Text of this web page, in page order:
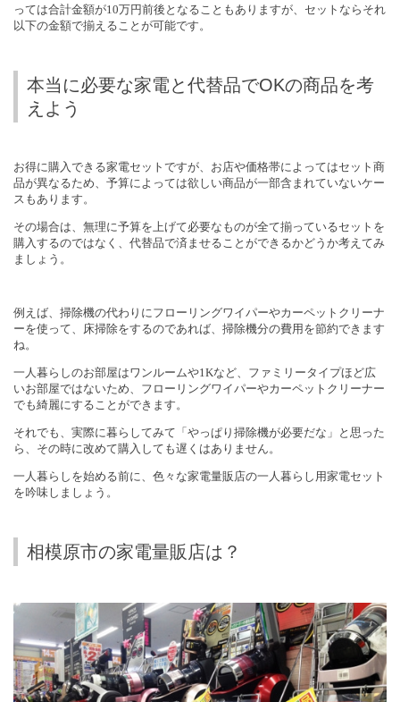
っては合計金額が10万円前後となることもありますが、セットならそれ
以下の金額で揃えることが可能です。
本当に必要な家電と代替品でOKの商品を考
えよう
お得に購入できる家電セットですが、お店や価格帯によってはセット商
品が異なるため、予算によっては欲しい商品が一部含まれていないケー
スもあります。
その場合は、無理に予算を上げて必要なものが全て揃っているセットを
購入するのではなく、代替品で済ませることができるかどうか考えてみ
ましょう。
例えば、掃除機の代わりにフローリングワイパーやカーペットクリーナ
ーを使って、床掃除をするのであれば、掃除機分の費用を節約できます
ね。
一人暮らしのお部屋はワンルームや1Kなど、ファミリータイプほど広
いお部屋ではないため、フローリングワイパーやカーペットクリーナー
でも綺麗にすることができます。
それでも、実際に暮らしてみて「やっぱり掃除機が必要だな」と思った
ら、その時に改めて購入しても遅くはありません。
一人暮らしを始める前に、色々な家電量販店の一人暮らし用家電セット
を吟味しましょう。
相模原市の家電量販店は？